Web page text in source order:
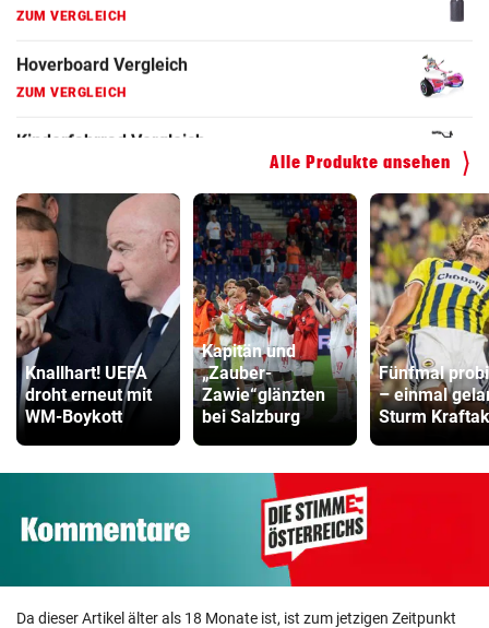
Hoverboard Vergleich
Kinderfahrrad Vergleich
Alle Produkte ansehen
Knallhart! UEFA
droht erneut mit
WM-Boykott
Kapitän und
„Zauber-
Zawie“glänzten
bei Salzburg
Fünfmal
– einmal
Sturm
Da dieser Artikel älter als 18 Monate ist, ist zum jetzigen Zeitpunkt